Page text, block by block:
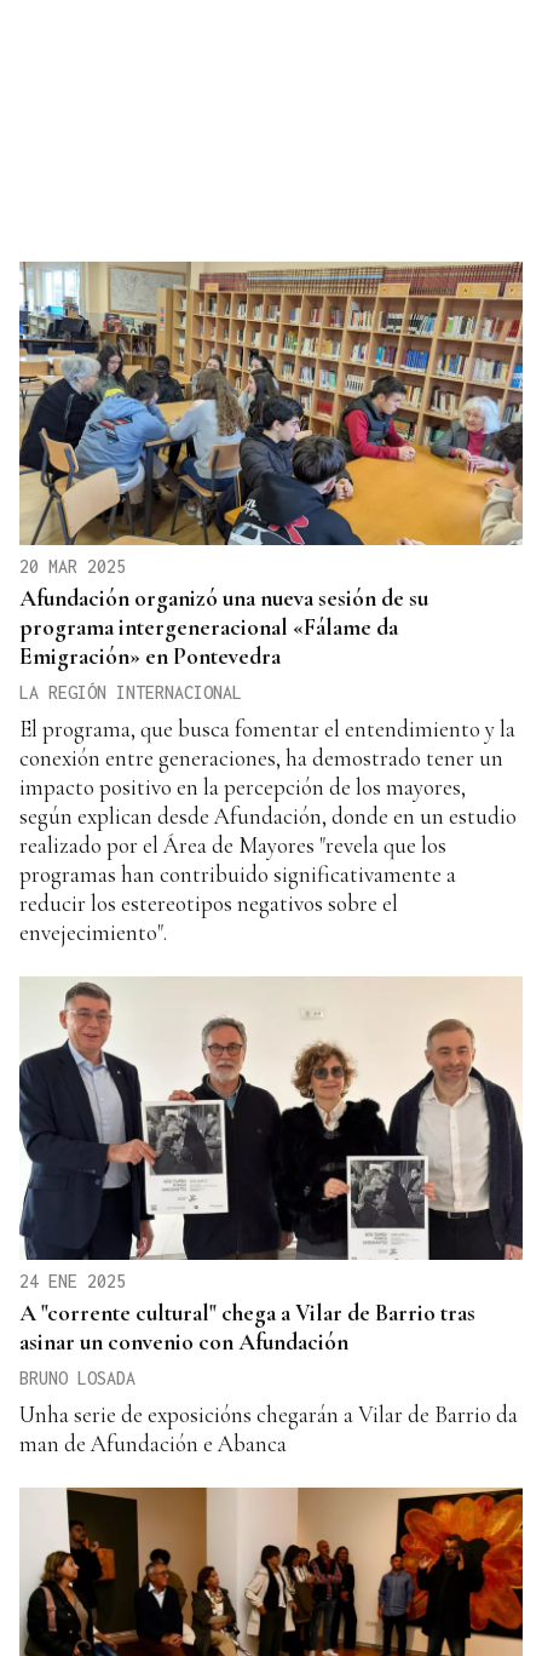
20 MAR 2025
Afundación organizó una nueva sesión de su
programa intergeneracional «Fálame da
Emigración» en Pontevedra
LA REGIÓN INTERNACIONAL
El programa, que busca fomentar el entendimiento y la
conexión entre generaciones, ha demostrado tener un
impacto positivo en la percepción de los mayores,
según explican desde Afundación, donde en un estudio
realizado por el Área de Mayores "revela que los
programas han contribuido significativamente a
reducir los estereotipos negativos sobre el
envejecimiento".
24 ENE 2025
A "corrente cultural" chega a Vilar de Barrio tras
asinar un convenio con Afundación
BRUNO LOSADA
Unha serie de exposicións chegarán a Vilar de Barrio da
man de Afundación e Abanca